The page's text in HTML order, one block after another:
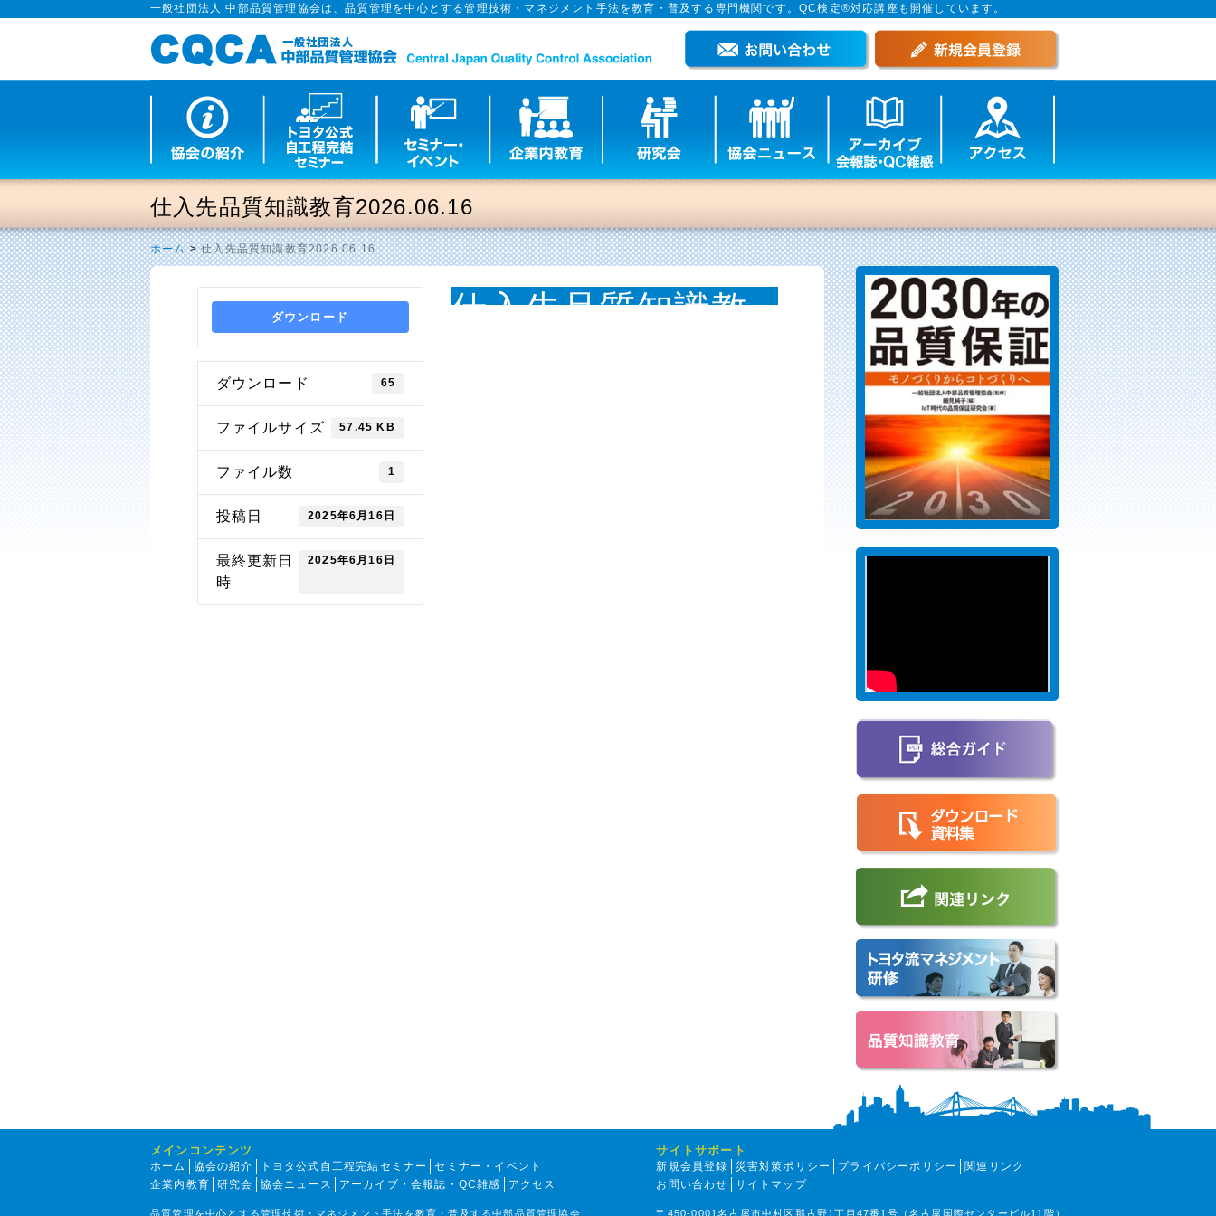
一般社団法人 中部品質管理協会は、品質管理を中心とする管理技術・マネジメント手法を教育・普及する専門機関です。QC検定®対応講座も開催しています。
仕入先品質知識教育2026.06.16
ホーム>仕入先品質知識教育2026.06.16
ダウンロード
ダウンロード 65
ファイルサイズ 57.45 KB
ファイル数 1
投稿日 2025年6月16日
最終更新日
時
2025年6月16日
仕入先品質知識教
メインコンテンツ
ホーム 協会の紹介 トヨタ公式自工程完結セミナー
セミナー・イベント
企業内教育
研究会 協会ニュース アーカイブ・会報誌・QC雑感 アクセス
品質管理を中心とする管理技術・マネジメント手法を教育・普及する中部品質管理協会
サイトサポート
新規会員登録 災害対策ポリシー プライバシーポリシー
関連リンク
お問い合わせ
サイトマップ
〒450-0001名古屋市中村区那古野1丁目47番1号（名古屋国際センタービル11階）